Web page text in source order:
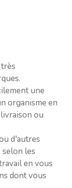
une
organisme en
ou
d'autres
les
en vous
dont vous